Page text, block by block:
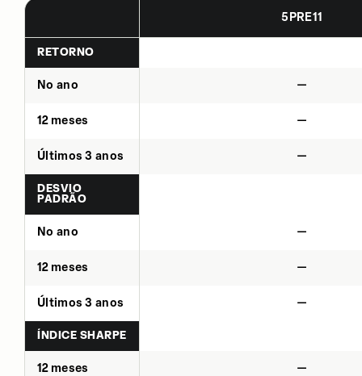
5PRE11
RETORNO
No ano —
12 meses —
Últimos 3 anos —
DESVIO
PADRÃO
No ano —
12 meses —
Últimos 3 anos —
ÍNDICE SHARPE
12 meses —